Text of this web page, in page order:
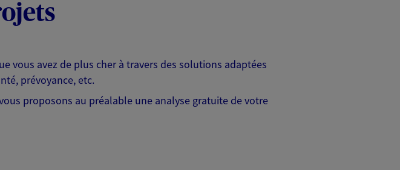
vous avez de plus cher à travers des solutions adaptées
prévoyance, etc.
proposons au préalable une analyse gratuite de votre